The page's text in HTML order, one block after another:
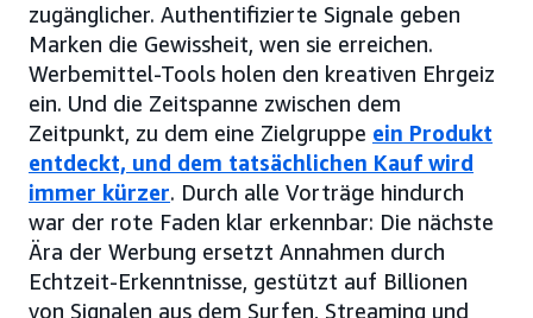
zugänglicher. Authentifizierte Signale geben
Marken die Gewissheit, wen sie erreichen.
Werbemittel-Tools holen den kreativen Ehrgeiz
ein. Und die Zeitspanne zwischen dem
Zeitpunkt, zu dem eine Zielgruppe ein Produkt
entdeckt, und dem tatsächlichen Kauf wird
immer kürzer. Durch alle Vorträge hindurch
war der rote Faden klar erkennbar: Die nächste
Ära der Werbung ersetzt Annahmen durch
Echtzeit-Erkenntnisse, gestützt auf Billionen
von Signalen aus dem Surfen, Streaming und